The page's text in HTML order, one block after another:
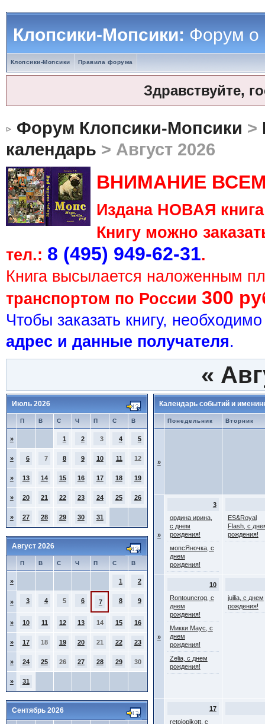
Клопсики-Мопсики:Форум о
Клопсики-Мопсики Правила форума
Здравствуйте,
Форум Клопсики-Мопсики >
календарь > Август 2026
ВНИМАНИЕ
Издана НОВАЯ
Книгу можно
тел.: 8 (495) 949-62-31.
Книга высылается наложенным
транспортом по России 300
Чтобы заказать книгу,
адрес и данные получателя.
«
Июль 2026
П В С Ч П С В
» 1 2 3 4 5
» 6 7 8 9 10 11 12
» 13 14 15 16 17 18 19
» 20 21 22 23 24 25 26
» 27 28 29 30 31
Август 2026
П В С Ч П С В
» 1 2
» 3 4 5 6 7 8 9
» 10 11 12 13 14 15 16
» 17 18 19 20 21 22 23
» 24 25 26 27 28 29 30
» 31
Сентябрь 2026
Календарь событий и
Понедельник Вторник
»
»
3
ордина ирина,
с днем
рождения!
мопсЯночка, с
днем
рождения!
ES&Royal
Flash, с
рождения!
»
10
Rontouncrog, с
днем
рождения!
Микки Маус, с
днем
рождения!
Zelia, с днем
рождения!
juilia, с днем
рождения!
17
retoiopikott, с